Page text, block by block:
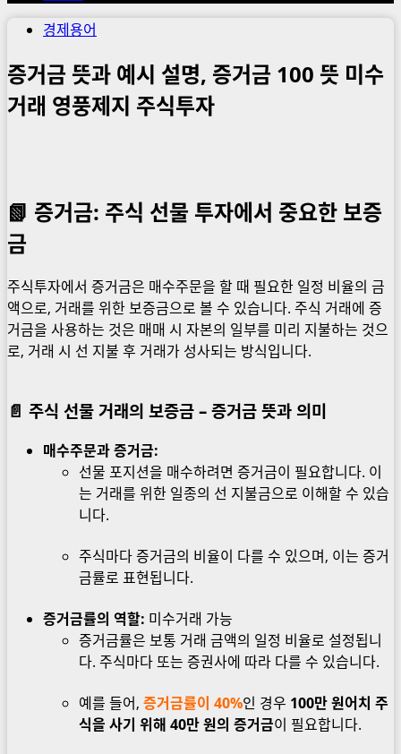
경제용어
증거금 뜻과 예시 설명, 증거금 100 뜻 미수
거래 영풍제지 주식투자
📗 증거금: 주식 선물 투자에서 중요한 보증
금
주식투자에서 증거금은 매수주문을 할 때 필요한 일정 비율의 금
액으로, 거래를 위한 보증금으로 볼 수 있습니다. 주식 거래에 증
거금을 사용하는 것은 매매 시 자본의 일부를 미리 지불하는 것으
로, 거래 시 선 지불 후 거래가 성사되는 방식입니다.
📄 주식 선물 거래의 보증금 – 증거금 뜻과 의미
매수주문과 증거금:
선물 포지션을 매수하려면 증거금이 필요합니다. 이
는 거래를 위한 일종의 선 지불금으로 이해할 수 있습
니다.
주식마다 증거금의 비율이 다를 수 있으며, 이는 증거
금률로 표현됩니다.
증거금률의 역할: 미수거래 가능
증거금률은 보통 거래 금액의 일정 비율로 설정됩니
다. 주식마다 또는 증권사에 따라 다를 수 있습니다.
예를 들어, 증거금률이 40%인 경우 100만 원어치 주
식을 사기 위해 40만 원의 증거금이 필요합니다.